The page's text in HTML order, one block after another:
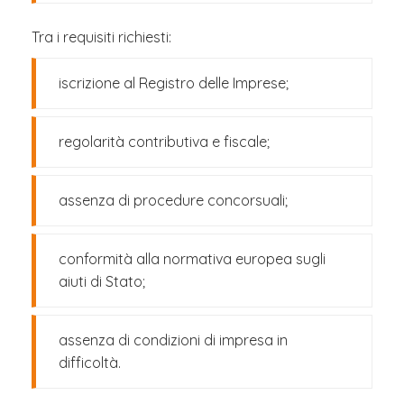
Tra i requisiti richiesti:
iscrizione al Registro delle Imprese;
regolarità contributiva e fiscale;
assenza di procedure concorsuali;
conformità alla normativa europea sugli
aiuti di Stato;
assenza di condizioni di impresa in
difficoltà.